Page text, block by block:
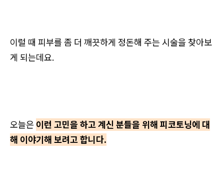
이럴 때 피부를 좀 더 깨끗하게 정돈해 주는 시술을 찾아보
게 되는데요.
오늘은 이런 고민을 하고 계신 분들을 위해 피코토닝에 대
해 이야기해 보려고 합니다.